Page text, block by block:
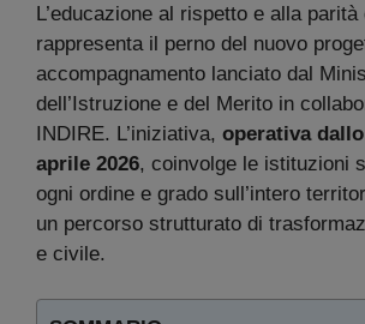
L’educazione al rispetto e alla parità
rappresenta il perno del nuovo
accompagnamento lanciato dal
dell’Istruzione e del Merito in
INDIRE. L’iniziativa, operativa
aprile 2026, coinvolge le istituzioni
ogni ordine e grado sull’intero
un percorso strutturato di
e civile.